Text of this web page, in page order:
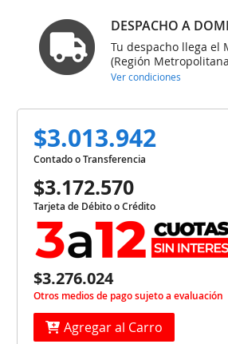
DESPACHO A
Tu despacho llega el
(Región
Ver condiciones
$3.013.942
Contado o Transferencia
$3.172.570
Tarjeta de Débito o Crédito
$3.276.024
Otros medios de pago sujeto a evaluación
Agregar al Carro